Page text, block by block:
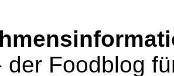
der Foodblog